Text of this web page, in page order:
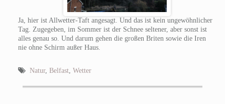
Ja, hier ist Allwetter-Taft angesagt. Und das ist kein ungewöhnlicher
Tag. Zugegeben, im Sommer ist der Schnee seltener, aber sonst ist
alles genau so. Und darum gehen die großen Briten sowie die Iren
nie ohne Schirm außer Haus.
Natur, Belfast, Wetter